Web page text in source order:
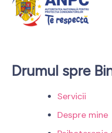
Drumul spre
Servicii
Despre mine